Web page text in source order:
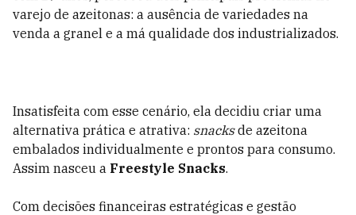
varejo de azeitonas: a ausência de variedades na
venda a granel e a má qualidade dos industrializados.
Insatisfeita com esse cenário, ela decidiu criar uma
alternativa prática e atrativa: snacksde azeitona
embalados individualmente e prontos para consumo.
Assim nasceu a Freestyle Snacks.
Com decisões financeiras estratégicas e gestão